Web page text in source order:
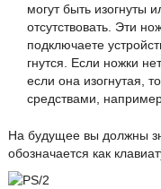
могут быть изогнуты
отсутствовать. Эти
подключаете
гнутся. Если ножки
если она изогнутая,
средствами,
На будущее вы должны
обозначается как